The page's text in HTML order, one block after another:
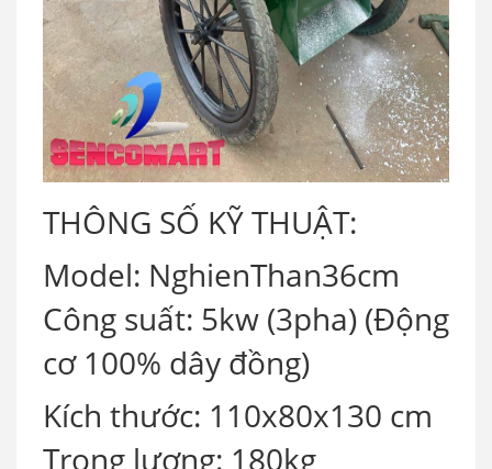
THÔNG SỐ KỸ THUẬT:
Model: NghienThan36cm
Công suất: 5kw (3pha) (Động
cơ 100% dây đồng)
Kích thước: 110x80x130 cm
Trọng lượng: 180kg